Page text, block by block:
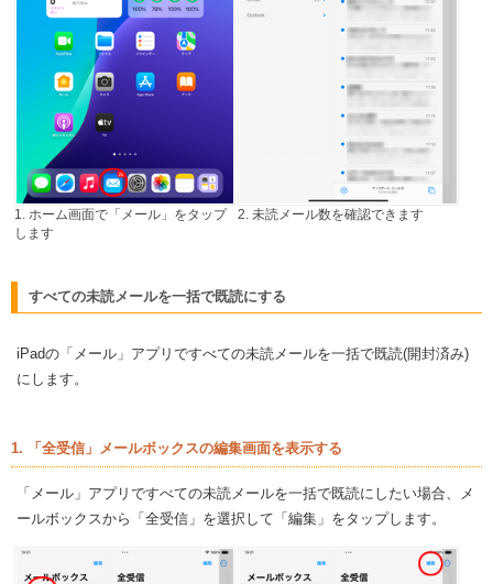
1. ホーム画面で「メール」をタップ
します
2. 未読メール数を確認できます
すべての未読メールを一括で既読にする
iPadの「メール」アプリですべての未読メールを一括で既読(開封済み)
にします。
1. 「全受信」メールボックスの編集画面を表示する
「メール」アプリですべての未読メールを一括で既読にしたい場合、メ
ールボックスから「全受信」を選択して「編集」をタップします。